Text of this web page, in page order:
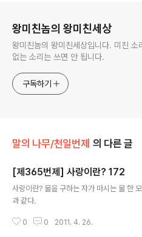
왕미친놈의 왕미친세상
왕미친놈의 왕미친세상입니다. 미친 소
없는 소리는 쓰면 안 됩니다.
구독하기
말의 나무/천일번제 의 다른 글
[제365번제] 사랑이란? 172
사랑이란? 물을 구하는 자가 마시는 물 한
과 같다.
0 0 2011. 4. 26.